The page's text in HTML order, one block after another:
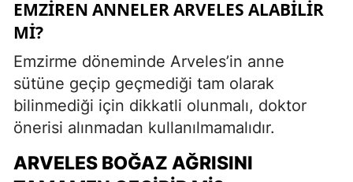
EMZIREN ANNELER ARVELES ALABILIR
MI?
Emzirme döneminde Arveles’in anne
sütüne geçip geçmediği tam olarak
bilinmediği için dikkatli olunmalı, doktor
önerisi alınmadan kullanılmamalıdır.
ARVELES BOĞAZ AĞRISINI